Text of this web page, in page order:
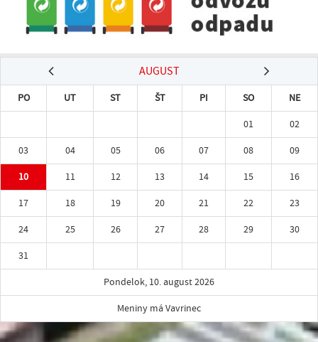
AUGUST
PO UT ST ŠT PI SO
NE
01
02
03
04 05 06 07 08
09
10
11 12 13 14 15
16
17
18 19 20 21 22
23
24
25 26 27 28 29
30
31
Pondelok, 10. august 2026
Meniny má Vavrinec